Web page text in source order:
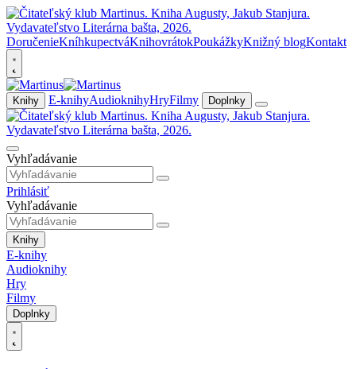
DoručenieKníhkupectváKnihovrátokPoukážkyKnižný blogKontakt
Knihy E-knihyAudioknihyHryFilmy Doplnky
Vyhľadávanie
Prihlásiť
Vyhľadávanie
Knihy
E-knihy
Audioknihy
Hry
Filmy
Doplnky